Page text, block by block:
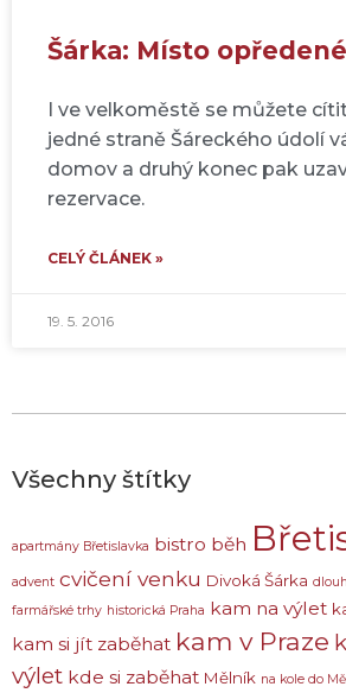
Šárka: Místo
I ve velkoměstě se můžete
jedné straně Šáreckého údolí
domov a druhý konec pak
rezervace.
CELÝ ČLÁNEK »
19. 5. 2016
Všechny štítky
apartmány Břetislavka bistro běh
advent cvičení venku Divoká Šárka
farmářské trhy historická Praha kam na výlet
kam si jít zaběhat kam v Praze
výlet kde si zaběhat Mělník na kole do